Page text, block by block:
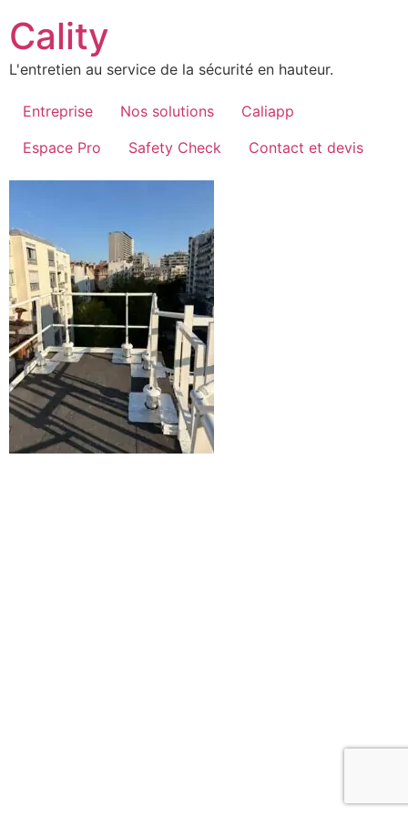
au
contenu
Cality
L'entretien au service de la sécurité en hauteur.
Entreprise Nos solutions
Caliapp
Espace Pro
Safety Check Contact et devis